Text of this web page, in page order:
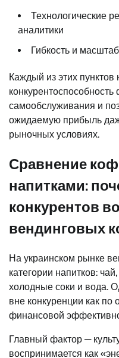
Технологические
аналитики
Гибкость и
Каждый из этих
самообслуживания и
ожидаемую прибыль
рыночных условиях.
Сравнение
напитками:
конкурентов
вендинговых
На украинском рынке
категории напитков:
холодные соки и вода.
вне конкуренции как по
финансовой
Главный фактор —
воспринимается как